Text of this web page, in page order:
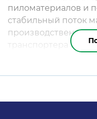
пиломатериалов и
стабильный поток
производственной
транспортера